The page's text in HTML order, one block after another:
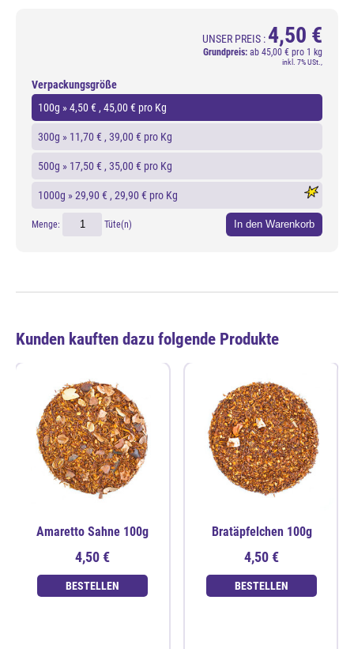
UNSER PREIS : 4,50 €
Grundpreis: ab 45,00 € pro 1 kg
inkl. 7% USt.,
Verpackungsgröße
100g »4,50 € , 45,00 € pro Kg
300g » 11,70 € , 39,00 € pro Kg
500g » 17,50 € , 35,00 € pro Kg
1000g »29,90 € , 29,90 € pro Kg
Menge: Tüte(n) In den Warenkorb
Kunden kauften dazu folgende Produkte
Amaretto Sahne 100g
4,50 €
BESTELLEN
Bratäpfelchen 100g
4,50 €
BESTELLEN